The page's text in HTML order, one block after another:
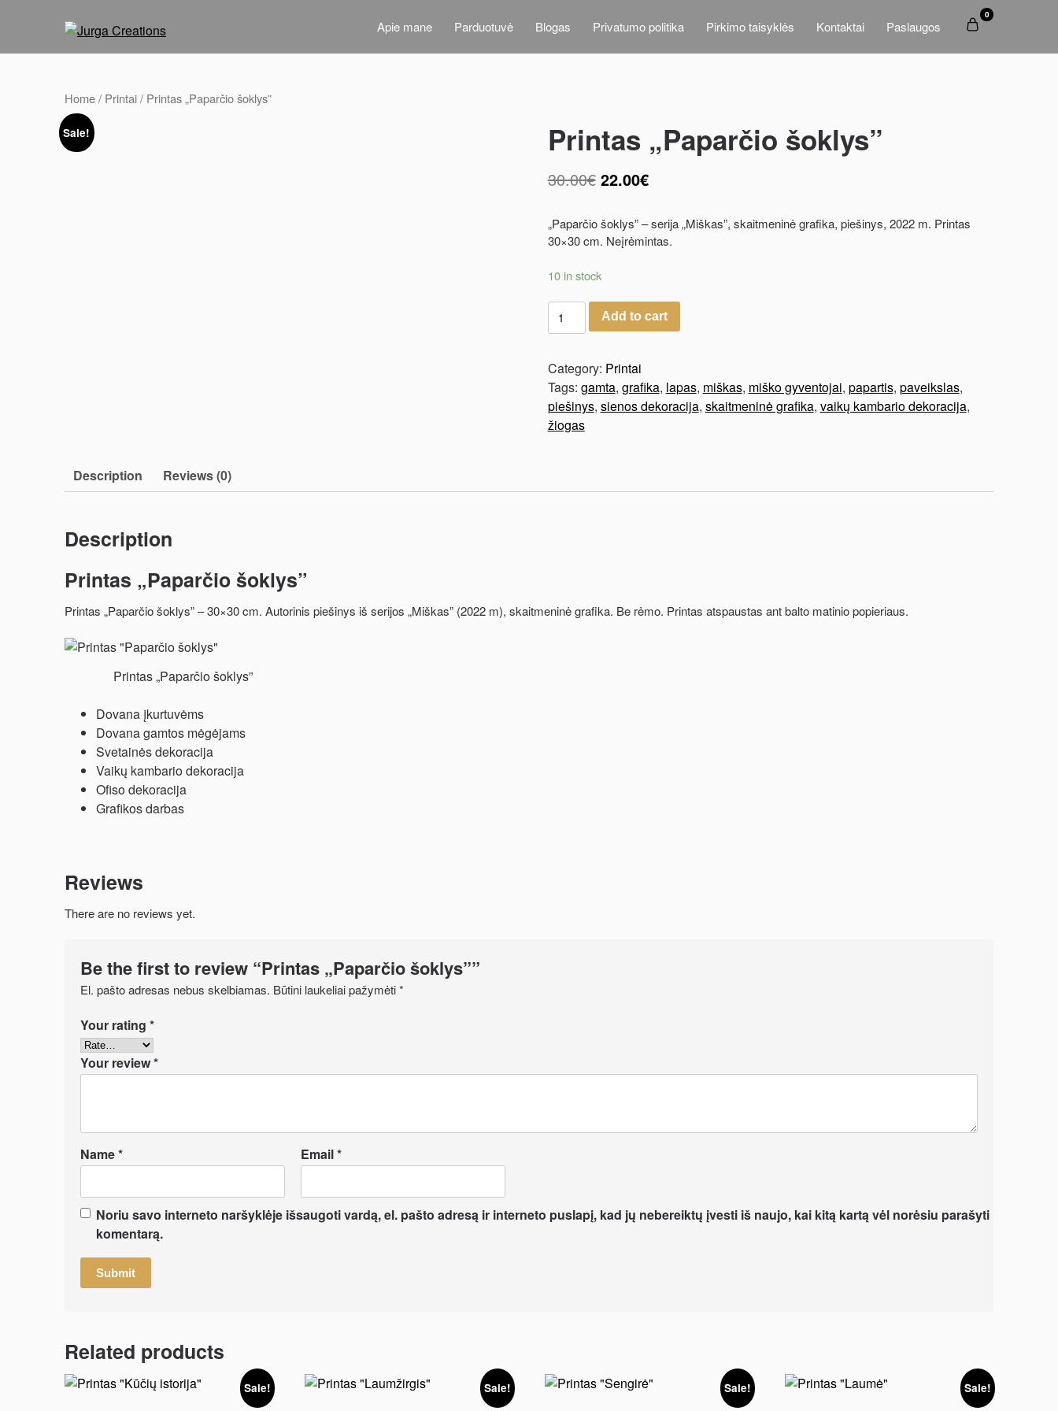
Apie mane Parduotuvė Blogas Privatumo politika Pirkimo taisyklės Kontaktai Paslaugos
0
Home/ Printai/ Printas „Paparčio šoklys”
Sale! Printas „Paparčio šoklys”
30.00€ 22.00€
„Paparčio šoklys” – serija „Miškas”, skaitmeninė grafika, piešinys, 2022 m. Printas
30×30 cm. Neįrėmintas.
10 in stock
Add to cart
Category: Printai
Tags: gamta, grafika, lapas, miškas, miško gyventojai, papartis, paveikslas,
piešinys, sienos dekoracija, skaitmeninė grafika, vaikų kambario dekoracija,
žiogas
Description Reviews (0)
Description
Printas „Paparčio šoklys”
Printas „Paparčio šoklys” – 30×30 cm. Autorinis piešinys iš serijos „Miškas” (2022 m), skaitmeninė grafika. Be rėmo. Printas atspaustas ant balto matinio popieriaus.
Printas „Paparčio šoklys”
Dovana įkurtuvėms
Dovana gamtos mėgėjams
Svetainės dekoracija
Vaikų kambario dekoracija
Ofiso dekoracija
Grafikos darbas
Reviews
There are no reviews yet.
Be the first to review “Printas „Paparčio šoklys””
El. pašto adresas nebus skelbiamas. Būtini laukeliai pažymėti*
Your rating *
Your review*
Name* Email*
Noriu savo interneto naršyklėje išsaugoti vardą, el. pašto adresą ir interneto puslapį, kad jų nebereiktų įvesti iš naujo, kai kitą kartą vėl norėsiu parašyti
komentarą.
Related products
Sale! Sale! Sale! Sale!